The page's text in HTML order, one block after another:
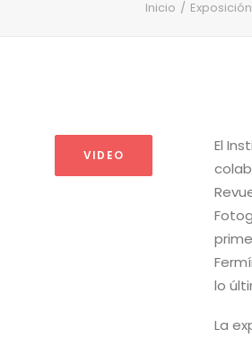
Inicio Exposición
VIDEO
El
lo
La